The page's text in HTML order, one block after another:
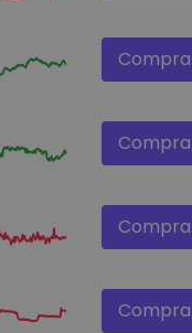
Compra
Compra
Compra
Compra